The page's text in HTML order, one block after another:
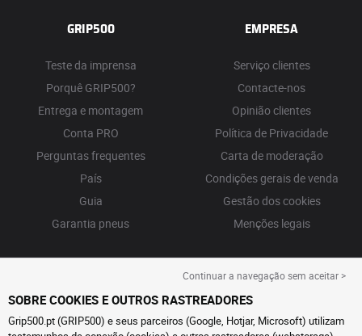
GRIP500
Teste da imprensa
Porquê GRIP500?
Entrega e montagem
Conta PRO
Perguntas frequentes
País
Guia
Garantia pneus
EMPRESA
Serviço clientes
Contacte-nos
Opinião clientes
Política de Privacidade
Carta de moderação
Condições gerais de venda
Gestão dos cookies
Menções legais
Continuar a navegação sem aceitar >
SOBRE COOKIES E OUTROS RASTREADORES
Grip500.pt (GRIP500) e seus parceiros (Google, Hotjar, Microsoft) utilizam